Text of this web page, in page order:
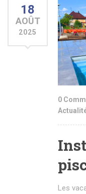
18
AOÛT
2025
0
Les